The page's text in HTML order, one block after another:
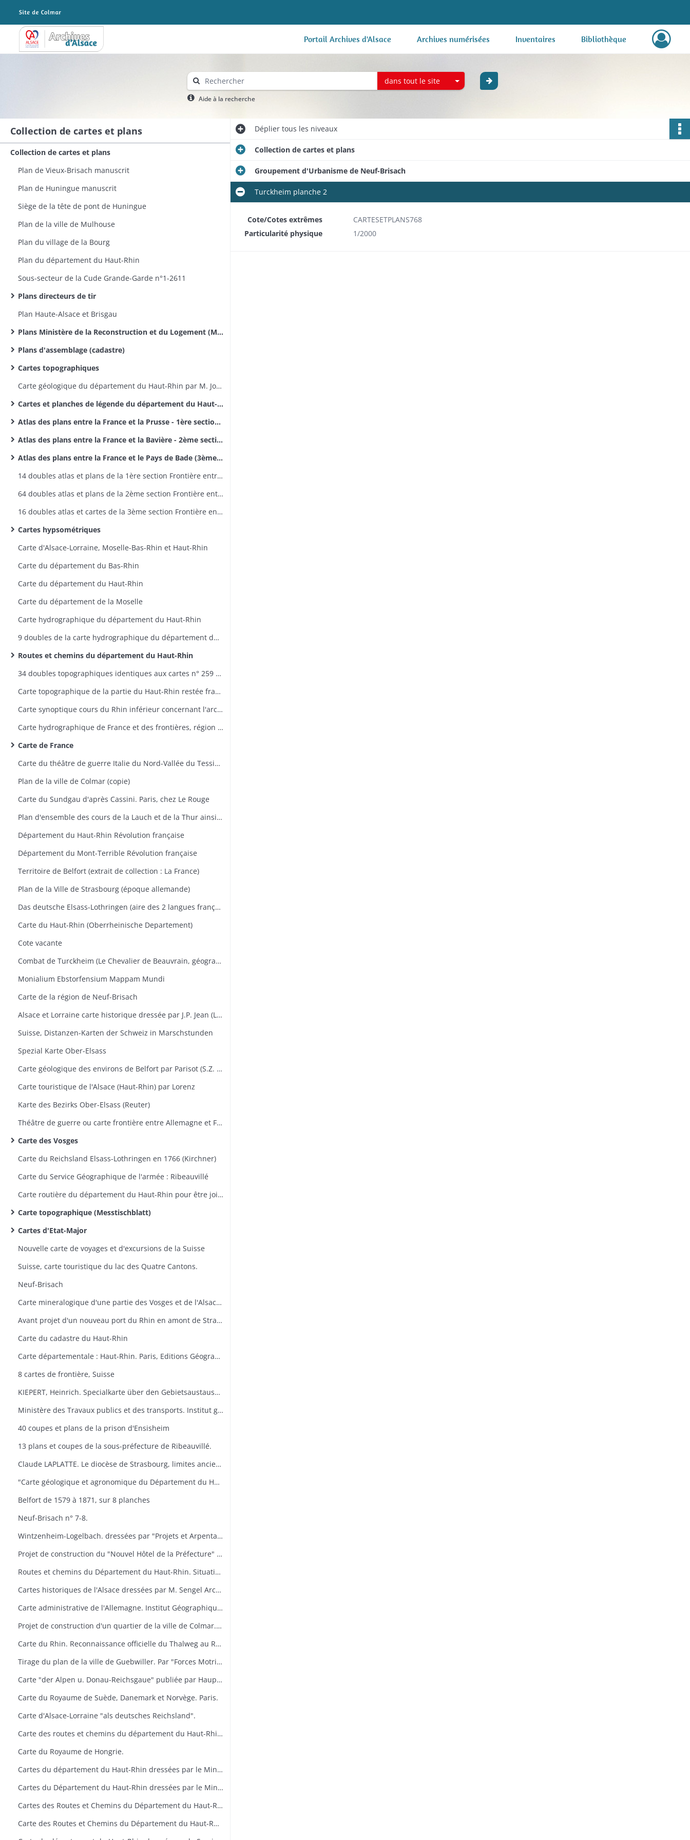
Archives Alsace - Colmar Portail Archives d'Alsace Archives numérisées Inventaires Bibliothèque
dans tout le site
Aide à la recherche
Collection de cartes et plans
Collection de cartes et plans
Plan de Vieux-Brisach manuscrit
Plan de Huningue manuscrit​
Siège de la tête de pont de Huningue
Plan de la ville de Mulhouse
Plan du village de la Bourg
Plan du département du Haut-Rhin
Sous-secteur de la Cude Grande-Garde n°1-2611​
Plans directeurs de tir
Plan Haute-Alsace et Brisgau
Plans Ministère de la Reconstruction et du Logement (MRL)
Plans d'assemblage (cadastre)
Cartes topographiques
Carte géologique du département du Haut-Rhin par M. Jos. Koechlin-Schlumberger
Cartes et planches de légende du département du Haut-Rhin par M. Jos. Koechlin-Schlumberger
Atlas des plans entre la France et la Prusse - 1ère section des délimitations des frontières entre la France et l'Allemagne
Atlas des plans entre la France et la Bavière - 2ème section des délimitations entre la France et l'Allemagne
Atlas des plans entre la France et le Pays de Bade (3ème section des délimitations de frontières entre la France et l'Allemagne
14 doubles atlas et plans de la 1ère section Frontière entre la France et la Prusse - plans 1 à 9
64 doubles atlas et plans de la 2ème section Frontière entre la France et la Bavière - plans 1 à 60
16 doubles atlas et cartes de la 3ème section Frontière entre la France et le Pays de Bade - plans 1 à 12
Cartes hypsométriques
Carte d'Alsace-Lorraine, Moselle-Bas-Rhin et Haut-Rhin
Carte du département du Bas-Rhin
Carte du département du Haut-Rhin
Carte du département de la Moselle
Carte hydrographique du département du Haut-Rhin
9 doubles de la carte hydrographique du département du Haut-Rhin
Routes et chemins du département du Haut-Rhin
34 doubles topographiques identiques aux cartes n° 259 à 298
Carte topographique de la partie du Haut-Rhin restée française avec indication des travaux du siège de Belfort 1870-1871
Carte synoptique cours du Rhin inférieur concernant l'archevêché de Mayence, Trèves et Palatinat Rhénan
Carte hydrographique de France et des frontières, région de Saverne
Carte de France
Carte du théâtre de guerre Italie du Nord-Vallée du Tessin 1859
Plan de la ville de Colmar (copie)
Carte du Sundgau d'après Cassini. Paris, chez Le Rouge
Plan d'ensemble des cours de la Lauch et de la Thur ainsi que leurs dérivations
Département du Haut-Rhin Révolution française
Département du Mont-Terrible Révolution française
Territoire de Belfort (extrait de collection : La France)
Plan de la Ville de Strasbourg (époque allemande)
Das deutsche Elsass-Lothringen (aire des 2 langues française et allemande et aire des noms de famille à consonnance allemande et française)
Carte du Haut-Rhin (Oberrheinische Departement)
Cote vacante
Combat de Turckheim (Le Chevalier de Beauvrain, géographie ordinaire du Roi)
Monialium Ebstorfensium Mappam Mundi
Carte de la région de Neuf-Brisach
Alsace et Lorraine carte historique dressée par J.P. Jean (Lieutenant)
Suisse, Distanzen-Karten der Schweiz in Marschstunden
Spezial Karte Ober-Elsass
Carte géologique des environs de Belfort par Parisot (S.Z. Montbéliard)
Carte touristique de l'Alsace (Haut-Rhin) par Lorenz
Karte des Bezirks Ober-Elsass (Reuter)
Théâtre de guerre ou carte frontière entre Allemagne et France (Vienne et Mayence)
Carte des Vosges
Carte du Reichsland Elsass-Lothringen en 1766 (Kirchner)
Carte du Service Géographique de l'armée : Ribeauvillé
Carte routière du département du Haut-Rhin pour être jointe au projet d'une route à ouvrir entre Saint-Maurice et Sewen
Carte topographique (Messtischblatt)
Cartes d'Etat-Major
Nouvelle carte de voyages et d'excursions de la Suisse
Suisse, carte touristique du lac des Quatre Cantons.
Neuf-Brisach
Carte mineralogique d'une partie des Vosges et de l'Alsace (Thann-Guebwiller, Colmar, Neuf-Brisach)
Avant projet d'un nouveau port du Rhin en amont de Strasbourg
Carte du cadastre du Haut-Rhin
Carte départementale : Haut-Rhin. Paris, Editions Géographiques André Lesot.
8 cartes de frontière, Suisse
KIEPERT, Heinrich. Specialkarte über den Gebietsaustausch an der deutsch-französischen. Grenze nach dem Friedensvertrag von Frankfurt. Berlin, Reuier.
Ministère des Travaux publics et des transports. Institut géographique national. Cartes de Huningue n° 1 et 5.
40 coupes et plans de la prison d'Ensisheim
13 plans et coupes de la sous-préfecture de Ribeauvillé.
Claude LAPLATTE. Le diocèse de Strasbourg, limites anciennes, limites actuelles. Strasbourg
"Carte géologique et agronomique du Département du Haut-Rhin"
Belfort de 1579 à 1871, sur 8 planches
Neuf-Brisach n° 7-8.
Wintzenheim-Logelbach. dressées par "Projets et Arpentages". Albert Klein​
Projet de construction du "Nouvel Hôtel de la Préfecture" à Colmar. dressées par l'architecte du Département.
Routes et chemins du Département du Haut-Rhin. Situation en 1957. Dressées par "Ponts et Chaussées"
Cartes historiques de l'Alsace dressées par M. Sengel Archives Départementales.
Carte administrative de l'Allemagne. Institut Géographique National
Projet de construction d'un quartier de la ville de Colmar. Dressé par l'architecte municipal
Carte du Rhin. Reconnaissance officielle du Thalweg au Rhin (Limite entre Nance et Bade). Service des Travaux du Rhin
Tirage du plan de la ville de Guebwiller. Par "Forces Motrices du haut-Rhin" secteur de Guebwiller
Carte "der Alpen u. Donau-Reichsgaue" publiée par Hauptvermessungsabteilung XIV im Wien.
Carte du Royaume de Suède, Danemark et Norvège. Paris.
Carte d'Alsace-Lorraine "als deutsches Reichsland".
Carte des routes et chemins du département du Haut-Rhin. Ponts et Chaussées. Situation en 1947.
Carte du Royaume de Hongrie.
Cartes du département du Haut-Rhin dressées par le Ministère de la Reconstruction et de l'Urbanisme
Cartes du Département du Haut-Rhin dressées par le Ministère de la Reconstruction et de l'Urbanisme
Cartes des Routes et Chemins du Département du Haut-Rhin. Situation en 1955 et 1957. Ponts et Chaussées
Carte des Routes et Chemins du Département du Haut-Rhin. Situation en 1955 et 1957. Ponts et Chaussées
Dépliertous les niveaux
Collection de cartes et plans
Groupement d'Urbanisme de Neuf-Brisach
Turckheim planche 2
Cote/Cotes extrêmes
CARTESETPLANS768
Particularité physique
1/2000